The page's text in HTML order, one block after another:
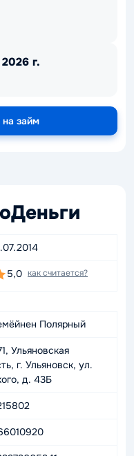
г.
на займ
5,0 как считается?
Полярный
Ульяновская
г. Ульяновск, ул.
д. 43Б